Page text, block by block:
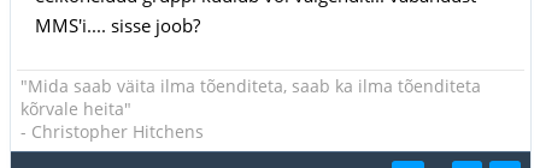
MMS'i.... sisse joob?
"Mida saab väita ilma tõenditeta, saab ka ilma tõenditeta
kõrvale heita"
- Christopher Hitchens